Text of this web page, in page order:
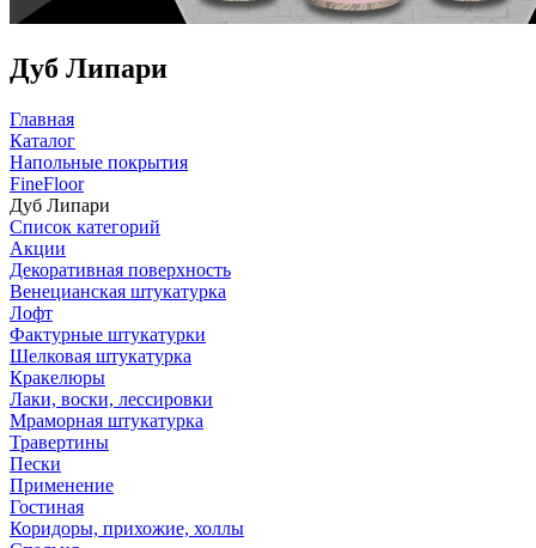
Дуб Липари
Главная
Каталог
Напольные покрытия
FineFloor
Дуб Липари
Список категорий
Акции
Декоративная поверхность
Венецианская штукатурка
Лофт
Фактурные штукатурки
Шелковая штукатурка
Кракелюры
Лаки, воски, лессировки
Мраморная штукатурка
Травертины
Пески
Применение
Гостиная
Коридоры, прихожие, холлы